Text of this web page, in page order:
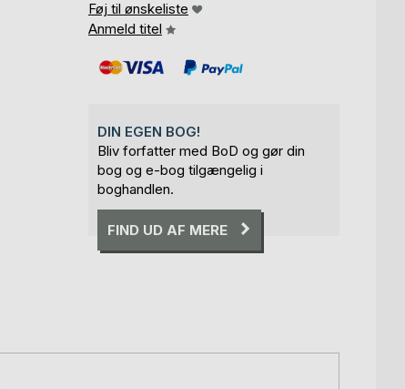
Føj til ønskeliste
Anmeld titel
DIN EGEN BOG!
Bliv forfatter med BoD og gør din
bog og e-bog tilgængelig i
boghandlen.
FIND UD AF MERE